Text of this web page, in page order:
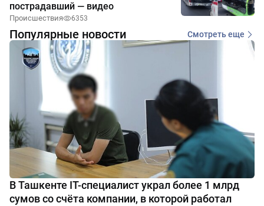
пострадавший — видео
Происшествия 6353
Популярные новости Смотреть еще
В Ташкенте IT-специалист украл более 1 млрд
сумов со счёта компании, в которой работал